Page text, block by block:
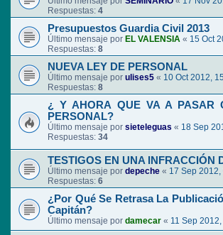
Respuestas: 4
Presupuestos Guardia Civil 2013
Último mensaje por EL VALENSIA « 15 Oct
Respuestas: 8
NUEVA LEY DE PERSONAL
Último mensaje por ulises5 « 10 Oct 2012,
Respuestas: 8
¿ Y AHORA QUE VA A PASAR
PERSONAL?
Último mensaje por sieteleguas « 18 Sep
Respuestas: 34
TESTIGOS EN UNA INFRACCIÓN
Último mensaje por depeche « 17 Sep 2012,
Respuestas: 6
¿Por Qué Se Retrasa La
Capitán?
Último mensaje por damecar « 11 Sep